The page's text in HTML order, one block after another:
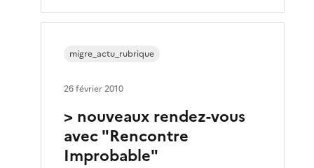
> nouveaux rendez-vous
avec "Rencontre
Improbable"
migre_actu_rubrique
26 février 2010